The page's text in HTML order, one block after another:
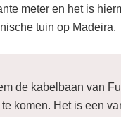
meter en het is
tuin op Madeira.
de kabelbaan van
komen. Het is een